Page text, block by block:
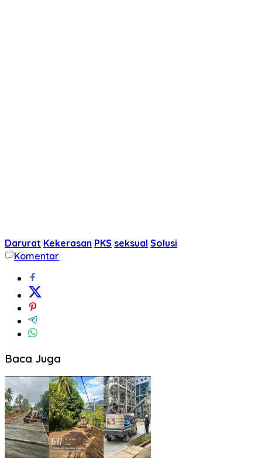
Darurat Kekerasan PKS seksual Solusi
Komentar
Baca Juga